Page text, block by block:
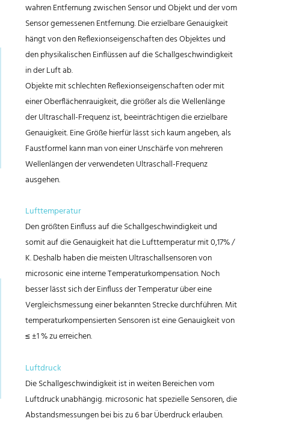
wahren Entfernung zwischen Sensor und Objekt und der vom
Sensor gemessenen Entfernung. Die erzielbare Genauigkeit
hängt von den Reflexionseigenschaften des Objektes und
den physikalischen Einflüssen auf die Schallgeschwindigkeit
in der Luft ab.
Objekte mit schlechten Reflexionseigenschaften oder mit
einer Oberflächenrauigkeit, die größer als die Wellenlänge
der Ultraschall-Frequenz ist, beeinträchtigen die erzielbare
Genauigkeit. Eine Größe hierfür lässt sich kaum angeben, als
Faustformel kann man von einer Unschärfe von mehreren
Wellenlängen der verwendeten Ultraschall-Frequenz
ausgehen.
Lufttemperatur
Den größten Einfluss auf die Schallgeschwindigkeit und
somit auf die Genauigkeit hat die Lufttemperatur mit 0,17% /
K. Deshalb haben die meisten Ultraschallsensoren von
microsonic eine interne Temperaturkompensation. Noch
besser lässt sich der Einfluss der Temperatur über eine
Vergleichsmessung einer bekannten Strecke durchführen. Mit
temperaturkompensierten Sensoren ist eine Genauigkeit von
≤ ±1 % zu erreichen.
Luftdruck
Die Schallgeschwindigkeit ist in weiten Bereichen vom
Luftdruck unabhängig. microsonic hat spezielle Sensoren, die
Abstandsmessungen bei bis zu 6 bar Überdruck erlauben.